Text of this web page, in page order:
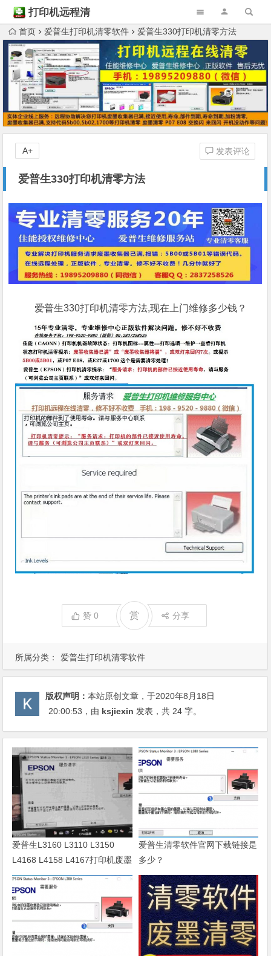
打印机远程清
零首页 爱普生打印机清零软件 爱普生330打印机清零方法
爱普生330打印机清零方法
发表评论
A+
所属分类： 爱普生打印机清零软件
爱普生330打印机清零方法,现在上门维修多少钱？
赞0 赏 分享
版权声明：本站原创文章，于2020年8月18日
20:00:53 ，由 ksjiexin 发表，共 24 字。
爱普生L3160 L3110 L3150
L4168 L4158 L4167打印机废墨
清零软件
爱普生清零软件官网下载链接是
多少？